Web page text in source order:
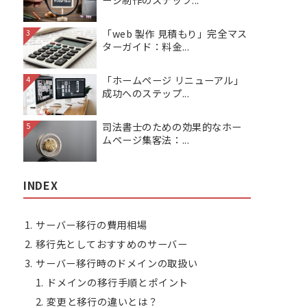
3
「web 製作 見積もり」完全マス
ターガイド：料金...
4
「ホームページ リニューアル」
成功へのステップ...
5
司法書士のための効果的なホー
ムページ集客法：...
INDEX
サーバー移行の費用相場
移行先としておすすめのサーバー
サーバー移行時のドメインの取扱い
ドメインの移行手順とポイント
変更と移行の違いとは？